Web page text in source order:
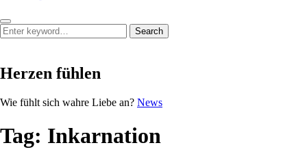
Search
Search
for:
Search
Herzen fühlen
Wie fühlt sich wahre Liebe an? NewsHerzen
Tag: Inkarnation